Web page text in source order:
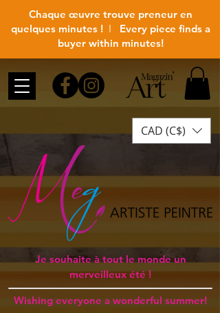
Je souhaite à tout le monde un
merveilleux été !
CAD (C$)
Wishing everyone a wonderful summer!
Chaque œuvre trouve preneur en
quelques minutes ! I Every piece finds a
buyer within minutes!